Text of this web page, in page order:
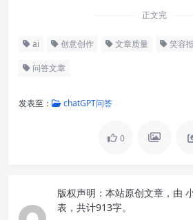
正文完
ai 创意创作 文章质量 笑容
问答文章
发表至： chatGPT问答
0
版权声明： 本站原创文章，由
表，共计913字。